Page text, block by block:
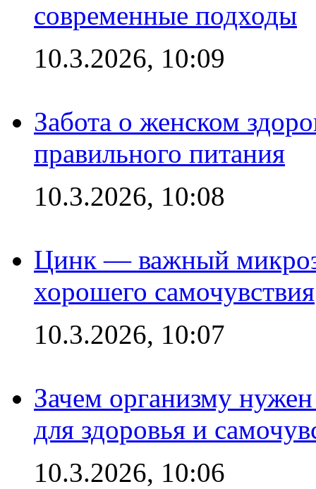
современные подходы
10.3.2026, 10:09
Забота о женском
правильного питания
10.3.2026, 10:08
Цинк — важный
хорошего самочувствия
10.3.2026, 10:07
Зачем организму
для здоровья и
10.3.2026, 10:06